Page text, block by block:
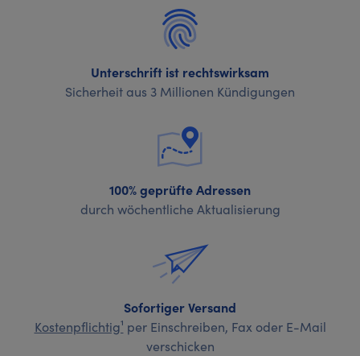
Unterschrift ist rechtswirksam
Sicherheit aus 3 Millionen Kündigungen
100% geprüfte Adressen
durch wöchentliche Aktualisierung
Sofortiger Versand
Kostenpflichtig¹ per Einschreiben, Fax oder E-Mail
verschicken